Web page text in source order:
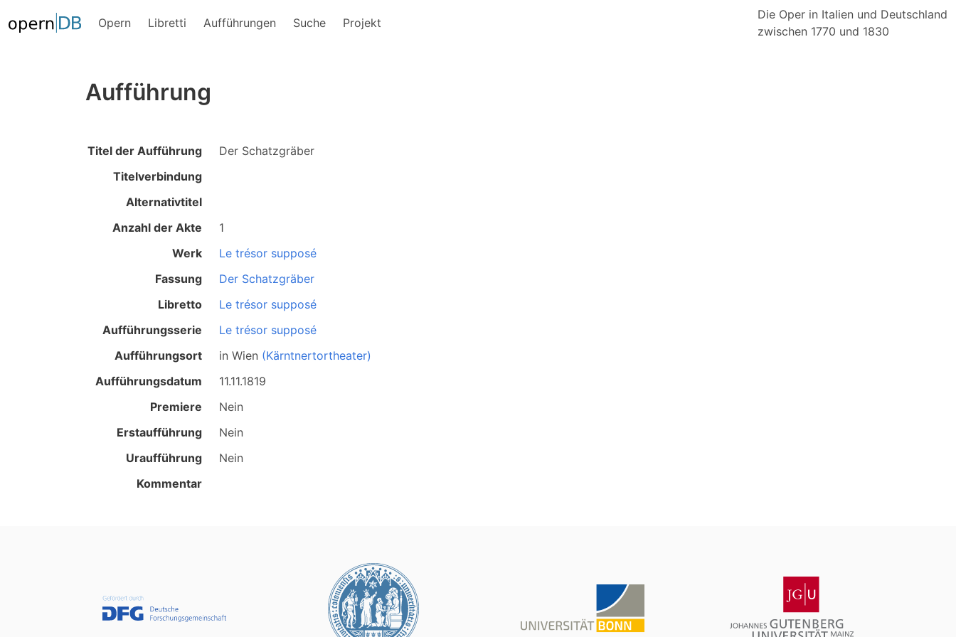
Opern Libretti Aufführungen Suche Projekt
Die Oper in Italien und Deutschland
zwischen 1770 und 1830
Aufführung
Titel der Aufführung
Der Schatzgräber
Titelverbindung
Alternativtitel
Anzahl der Akte
1
Werk
Le trésor supposé
Fassung
Der Schatzgräber
Libretto
Le trésor supposé
Aufführungsserie
Le trésor supposé
Aufführungsort
in Wien (Kärntnertortheater)
Aufführungsdatum
11.11.1819
Premiere
Nein
Erstaufführung
Nein
Uraufführung
Nein
Kommentar